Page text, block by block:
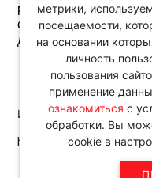
распространяются на
собственности на
добровольно
Источник:
http://www.consultant.ru/
метрики,
посещаемости,
на основании
личность
пользования
применение
ознакомиться с
обработки. Вы
cookie в